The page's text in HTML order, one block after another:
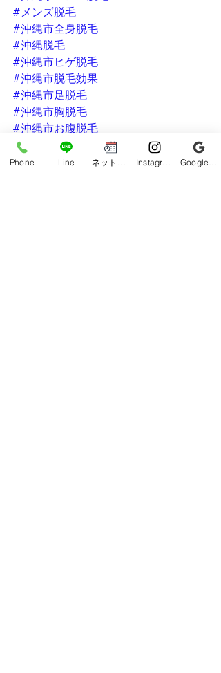
#メンズ脱毛
#沖縄市全身脱毛
#沖縄脱毛
#沖縄市ヒゲ脱毛
#沖縄市脱毛効果
#沖縄市足脱毛
#沖縄市胸脱毛
#沖縄市お腹脱毛
#沖縄市腕脱毛
#保湿
Phone Line